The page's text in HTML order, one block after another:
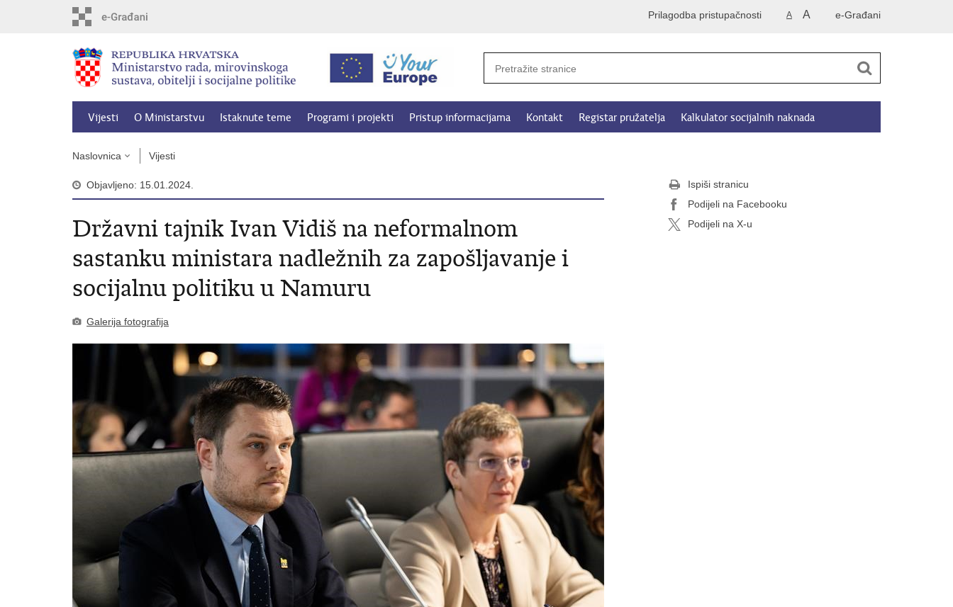
e-Građani
A A
Prilagodba pristupačnosti
Vijesti O Ministarstvu Istaknute teme Programi i projekti Pristup informacijama Kontakt Registar pružatelja Kalkulator socijalnih naknada
Naslovnica Vijesti
Objavljeno: 15.01.2024.
Državni tajnik Ivan Vidiš na neformalnom
sastanku ministara nadležnih za zapošljavanje i
socijalnu politiku u Namuru
Galerija fotografija
Ispiši stranicu
Podijeli na Facebooku
Podijeli na X-u